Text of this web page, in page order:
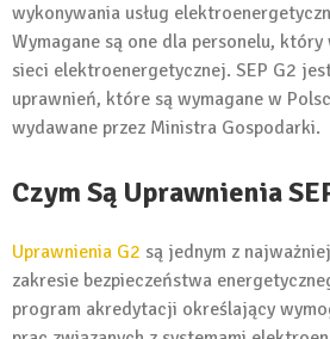
wykonywania usług
Wymagane są one dla personelu,
sieci elektroenergetycznej. SEP G2
uprawnień, które są wymagane w
wydawane przez Ministra Gospodarki.
Czym Są Uprawnienia
Uprawnienia G2 są jednym z
zakresie bezpieczeństwa
program akredytacji określający